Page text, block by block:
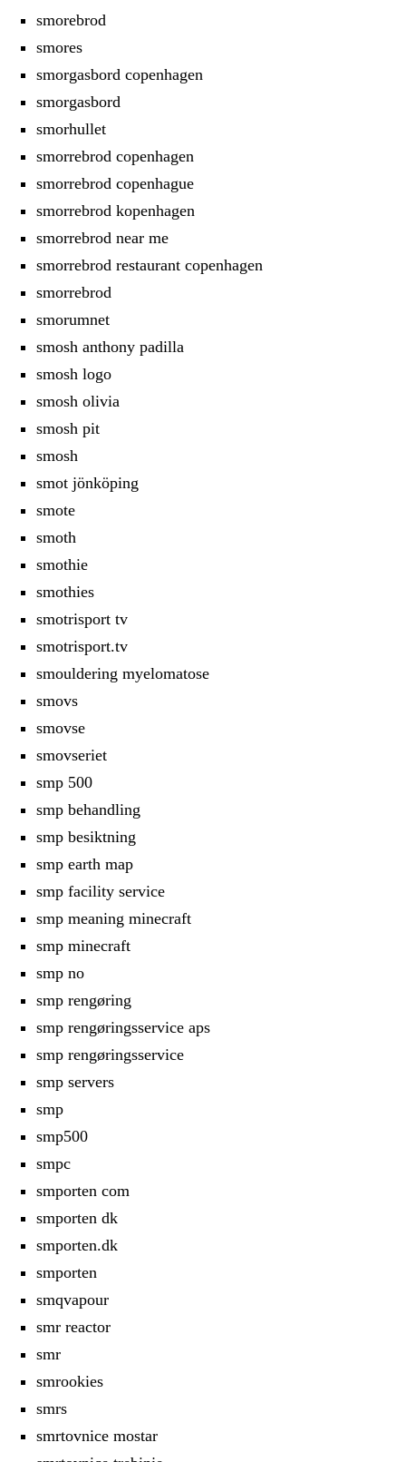
smorebrod
smores
smorgasbord copenhagen
smorgasbord
smorhullet
smorrebrod copenhagen
smorrebrod copenhague
smorrebrod kopenhagen
smorrebrod near me
smorrebrod restaurant copenhagen
smorrebrod
smorumnet
smosh anthony padilla
smosh logo
smosh olivia
smosh pit
smosh
smot jönköping
smote
smoth
smothie
smothies
smotrisport tv
smotrisport.tv
smouldering myelomatose
smovs
smovse
smovseriet
smp 500
smp behandling
smp besiktning
smp earth map
smp facility service
smp meaning minecraft
smp minecraft
smp no
smp rengøring
smp rengøringsservice aps
smp rengøringsservice
smp servers
smp
smp500
smpc
smporten com
smporten dk
smporten.dk
smporten
smqvapour
smr reactor
smr
smrookies
smrs
smrtovnice mostar